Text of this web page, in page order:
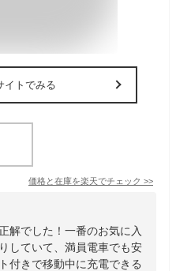
イトでみる
価格と在庫を楽天でチェック >>
解でした！一番のお気に入
していて、満員電車でも安
付きで移動中に充電できる